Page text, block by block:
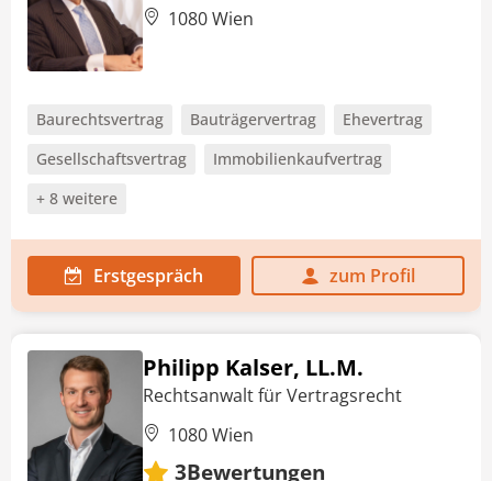
1080 Wien
Baurechtsvertrag Bauträgervertrag
Ehevertrag
Gesellschaftsvertrag
Immobilienkaufvertrag
+ 8 weitere
Erstgespräch zum Profil
Philipp Kalser, LL.M.
Rechtsanwalt für Vertragsrecht
1080 Wien
3Bewertungen